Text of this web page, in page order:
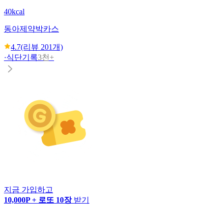
40kcal
동아제약박카스
4.7(리뷰 201개)
·식단기록3천+
지금 가입하고
10,000P + 로또 10장 받기